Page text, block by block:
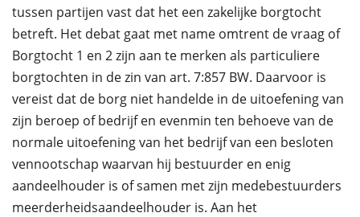
tussen partijen vast dat het een zakelijke borgtocht
betreft. Het debat gaat met name omtrent de vraag of
Borgtocht 1 en 2 zijn aan te merken als particuliere
borgtochten in de zin van art. 7:857 BW. Daarvoor is
vereist dat de borg niet handelde in de uitoefening van
zijn beroep of bedrijf en evenmin ten behoeve van de
normale uitoefening van het bedrijf van een besloten
vennootschap waarvan hij bestuurder en enig
aandeelhouder is of samen met zijn medebestuurders
meerderheidsaandeelhouder is. Aan het